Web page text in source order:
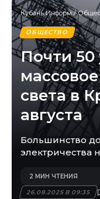
Кубань Информ/
ОБЩЕСТВО
Почти 50
света в
августа
Большинство
электричества
26.08.2025 В 09:35
2 МИН ЧТЕНИЯ